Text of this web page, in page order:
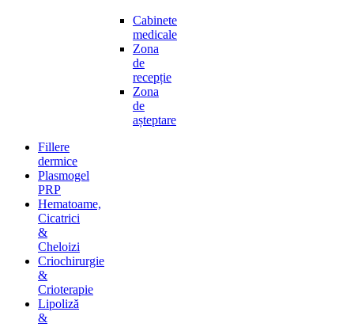
Cabinete
medicale
Zona
de
recepție
Zona
de
așteptare
Fillere
dermice
Plasmogel
PRP
Hematoame,
Cicatrici
&
Cheloizi
Criochirurgie
&
Crioterapie
Lipoliză
&